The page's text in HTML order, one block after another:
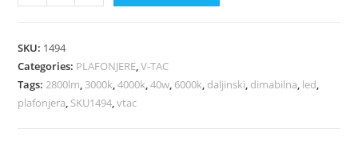
SKU: 1494
Categories: PLAFONJERE ,V-TAC
Tags: 2800lm 3000k ,4000k ,40w 6000k daljinski dimabilna led
plafonjera SKU1494 ,vtac